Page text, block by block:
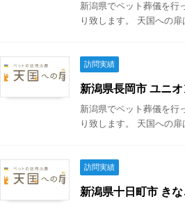
新潟県でペット葬儀を行
り致します。 天国への
訪問実績
新潟県長岡市 ユニ
新潟県でペット葬儀を行
り致します。 天国への
訪問実績
新潟県十日町市 き